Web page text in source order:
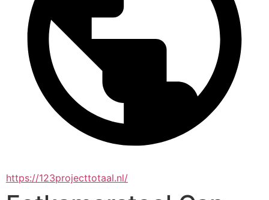
https://123projecttotaal.nl/